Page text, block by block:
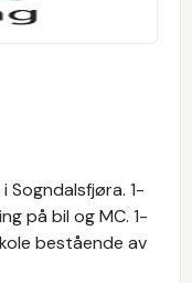
Sogndalsfjøra. 1-
på bil og MC. 1-
bestående av